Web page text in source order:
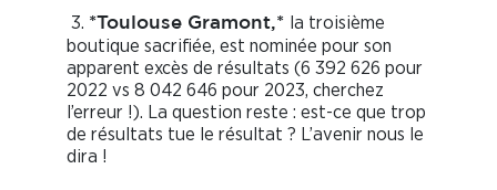
3. *Toulouse Gramont,* la troisième
boutique sacrifiée, est nominée pour son
apparent excès de résultats (6 392 626 pour
2022 vs 8 042 646 pour 2023, cherchez
l’erreur !). La question reste : est-ce que trop
de résultats tue le résultat ? L’avenir nous le
dira !